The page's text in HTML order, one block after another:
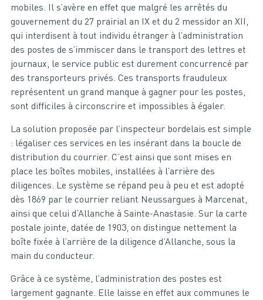
mobiles. Il s’avère en effet que malgré les arrêtés du
gouvernement du 27 prairial an IX et du 2 messidor an XII,
qui interdisent à tout individu étranger à l’administration
des postes de s’immiscer dans le transport des lettres et
journaux, le service public est durement concurrencé par
des transporteurs privés. Ces transports frauduleux
représentent un grand manque à gagner pour les postes,
sont difficiles à circonscrire et impossibles à égaler.
La solution proposée par l’inspecteur bordelais est simple
: légaliser ces services en les insérant dans la boucle de
distribution du courrier. C’est ainsi que sont mises en
place les boîtes mobiles, installées à l’arrière des
diligences. Le système se répand peu à peu et est adopté
dès 1869 par le courrier reliant Neussargues à Marcenat,
ainsi que celui d’Allanche à Sainte-Anastasie. Sur la carte
postale jointe, datée de 1903, on distingue nettement la
boîte fixée à l’arrière de la diligence d’Allanche, sous la
main du conducteur.
Grâce à ce système, l’administration des postes est
largement gagnante. Elle laisse en effet aux communes le